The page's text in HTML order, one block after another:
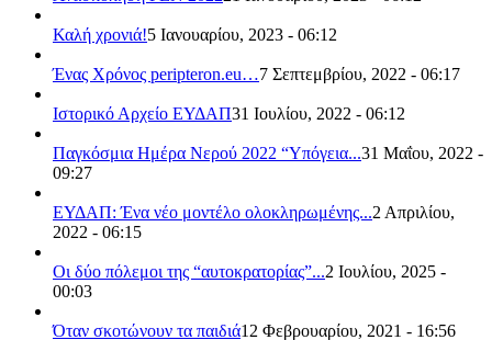
Καλή χρονιά!5 Ιανουαρίου, 2023 - 06:12
Ένας Χρόνος peripteron.eu…7 Σεπτεμβρίου, 2022 - 06:17
Ιστορικό Αρχείο ΕΥΔΑΠ31 Ιουλίου, 2022 - 06:12
Παγκόσμια Ημέρα Νερού 2022 “Υπόγεια...31 Μαΐου, 2022 -
09:27
ΕΥΔΑΠ: Ένα νέο μοντέλο ολοκληρωμένης...2 Απριλίου,
2022 - 06:15
Οι δύο πόλεμοι της “αυτοκρατορίας”...2 Ιουλίου, 2025 -
00:03
Όταν σκοτώνουν τα παιδιά12 Φεβρουαρίου, 2021 - 16:56